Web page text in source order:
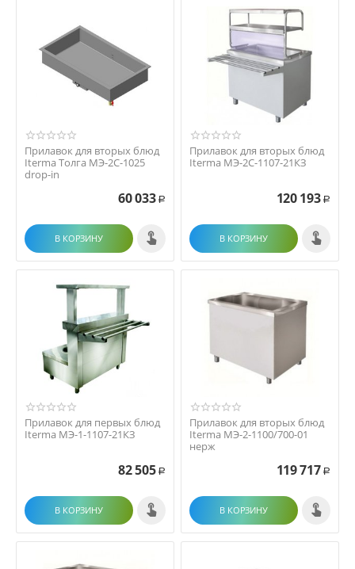
Прилавок для вторых блюд
Iterma Толга МЭ-2С-1025
drop-in
60 033 Р
В КОРЗИНУ
Прилавок для вторых блюд
Iterma МЭ-2С-1107-21КЗ
120 193 Р
В КОРЗИНУ
Прилавок для первых блюд
Iterma МЭ-1-1107-21КЗ
82 505 Р
В КОРЗИНУ
Прилавок для вторых блюд
Iterma МЭ-2-1100/700-01
нерж
119 717 Р
В КОРЗИНУ